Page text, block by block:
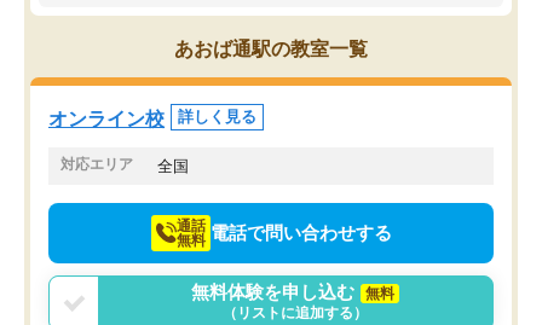
思っていました。何が今足りないのか
を的確に指導いただき、子どももびっ
くりするほど楽しんでやる気を持って
塾を受けています。狙い通り、少しず
つ成績も上がり、苦手意識も無くなっ
てきたので、さらに苦手な数学も追加
でお願いしました。来年の高校受験に
スト、多少お金がかかっ
思い切って入塾してよか
あおば通駅の教室一覧
オンライン校 詳しく見る
対応エリア 全国
通話
無料 電話で問い合わせする
無料体験を申し込む
無料
（リストに追加する）